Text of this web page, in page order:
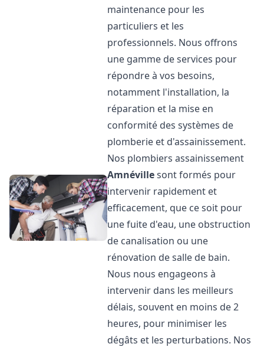
maintenance pour les
particuliers et les
professionnels. Nous offrons
une gamme de services pour
répondre à vos besoins,
notamment l'installation, la
réparation et la mise en
conformité des systèmes de
plomberie et d'assainissement.
Nos plombiers assainissement
Amnévillesont formés pour
intervenir rapidement et
efficacement, que ce soit pour
une fuite d'eau, une obstruction
de canalisation ou une
rénovation de salle de bain.
Nous nous engageons à
intervenir dans les meilleurs
délais, souvent en moins de 2
heures, pour minimiser les
dégâts et les perturbations. Nos